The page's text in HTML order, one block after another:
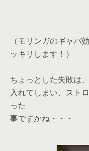
（モリンガのギャバ
ッキリします！）
ちょっとした失敗は
入れてしまい、スト
った
事ですかね・・・